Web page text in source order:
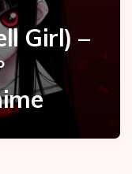
Girl) –